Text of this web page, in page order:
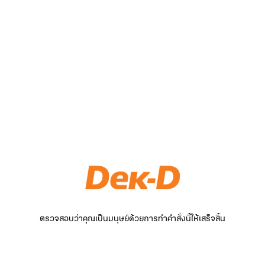
ตรวจสอบว่าคุณเป็นมนุษย์ด้วยการทำคำสั่งนี้ให้เสร็จสิ้น